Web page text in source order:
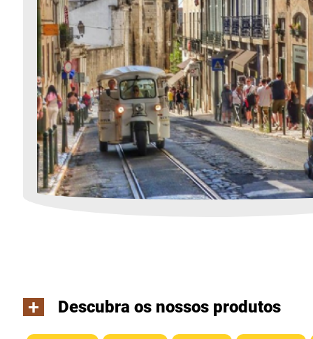
+ Descubra os nossos produtos